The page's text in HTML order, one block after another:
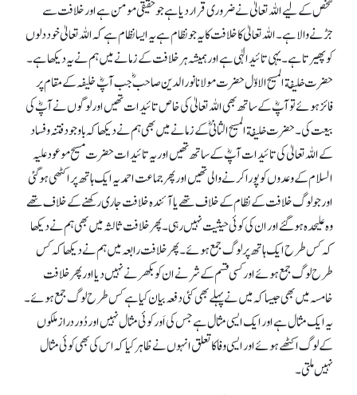
شخص کے لیے اللہ تعالیٰ نے ضروری قرار دیا ہے جو حقیقی مومن ہے اور خلافت سے
جڑنے والا ہے۔ اللہ تعالیٰ کا خلافت کا یہ جو نظام ہے یہ ایسا نظام ہے کہ اللہ تعالیٰ خود دلوں
کو پھیرتا ہے۔ یہی تائید الٰہی ہے اور ہمیشہ ہر خلافت کے زمانے میں ہم نے یہ دیکھا ہے۔
حضرت خلیفة المسیح الاوّل حضرت مولانا نورالدین صاحبؓ جب آپؓ خلیفہ کے مقام پر
فائز ہوئے تو آپؓ کے ساتھ بھی اللہ تعالیٰ کی خاص تائیدات تھیں اور لوگوں نے آپؓ کی
بیعت کی۔ حضرت خلیفة المسیح الثانیؓ کے زمانے میں بھی ہم نے دیکھا کہ باوجود فتنہ و فساد
کے اللہ تعالیٰ کی تائیدات آپؓ کے ساتھ تھیں اور یہ تائیدات حضرت مسیح موعود علیہ
السلام کے وعدوں کو پورا کرنے والی تھیں اور پھر جماعت احمدیہ ایک ہاتھ پر اکٹھی ہو گئی
اور جو لوگ خلافت کے نظام کے خلاف تھے یا آئندہ خلافت جاری رکھنے کے خلاف تھے
وہ علیحدہ ہو گئے اور ان کی کوئی حیثیت نہیں رہی۔ پھر خلافت ثالثہ میں بھی ہم نے دیکھا
کہ کس طرح ایک ہاتھ پر لوگ جمع ہوئے۔ پھر خلافت رابعہ میں ہم نے دیکھا کہ کس
طرح لوگ جمع ہوئے اور کسی قسم کے شر نے ان کو بکھرنے نہیں دیا اور پھر خلافت
خامسہ میں بھی جیسا کہ میں نے پہلے بھی کئی دفعہ بیان کیا ہے کس طرح لوگ جمع ہوئے۔
یہ ایک مثال ہے اور ایک ایسی مثال ہے جس کی اَور کوئی مثال نہیں اور دُور دراز ملکوں
کے لوگ اکٹھے ہوئے اور ایسی وفا کا تعلق انہوں نے ظاہر کیا کہ اس کی بھی کوئی مثال
نہیں ملتی۔